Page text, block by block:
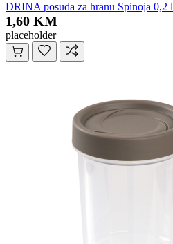
DRINA posuda za hranu Spinoja 0,2 l
1,60 KM
placeholder